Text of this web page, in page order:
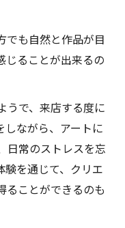
でも自然と作品が目
じることが出来るの
うで、来店する度に
しながら、アートに
日常のストレスを忘
験を通じて、クリエ
ることができるのも